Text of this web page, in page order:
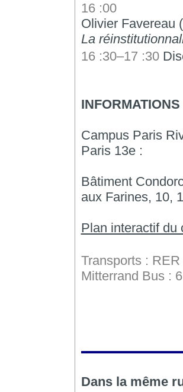
16 :00
Olivier Favereau
La
16 :30–17 :30
Campus Paris
Paris 13e :
Bâtiment
aux Farines, 10,
Plan interactif du
Transports :
Mitterrand Bus :
Dans la même